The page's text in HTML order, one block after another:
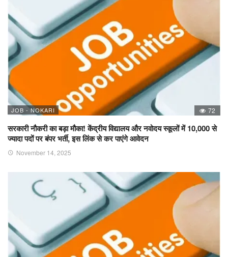
JOB - NOKARI 72
सरकारी नौकरी का बड़ा मौका! केंद्रीय विद्यालय और नवोदय स्कूलों में 10,000 से
ज्यादा पदों पर बंपर भर्ती, इस लिंक से कर पाएंगे आवेदन
November 14, 2025